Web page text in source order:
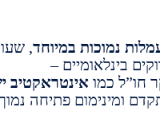
במיוחד, שעות מסחר
–
אינטראקטיב ישראל,
פתיחה נמוך.